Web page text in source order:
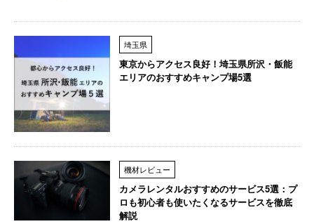
埼玉県
東京からアクセス良好！埼玉県所沢・飯能
エリアのおすすめキャンプ場5選
機材レビュー
カメラレンタルおすすめのサービス5選：プ
ロも初心者も使いたくなるサービスを徹底
解説